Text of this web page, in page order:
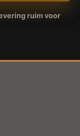
ruim voor